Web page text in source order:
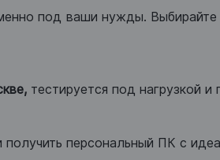
под ваши нужды.
тестируется под нагрузкой
персональный ПК с